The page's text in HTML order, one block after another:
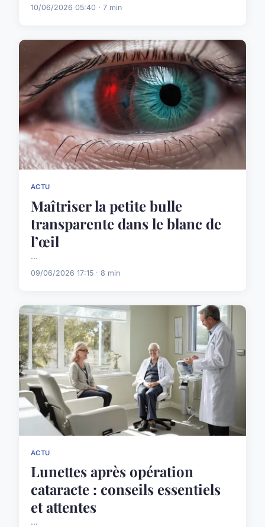
10/06/2026 05:40 · 7 min
ACTU
Maîtriser la petite bulle
transparente dans le blanc de
l’œil
...
09/06/2026 17:15 · 8 min
ACTU
Lunettes après opération
cataracte : conseils essentiels
et attentes
...